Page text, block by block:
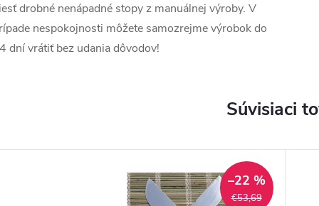
drobné nenápadné stopy z manuálnej výroby. V
nespokojnosti môžete samozrejme výrobok do
dní vrátiť bez udania dôvodov!
Súvisiaci
€53,69
–22 %